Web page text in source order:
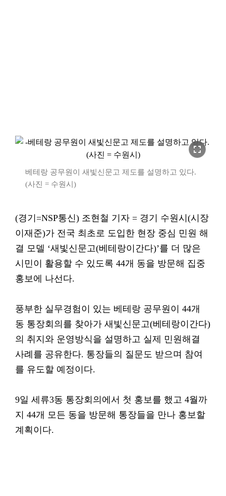
fullscreen
베테랑 공무원이 새빛신문고 제도를 설명하고 있다.
(사진 = 수원시)
(경기=NSP통신) 조현철 기자 = 경기 수원시(시장
이재준)가 전국 최초로 도입한 현장 중심 민원 해
결 모델 ‘새빛신문고(베테랑이간다)’를 더 많은
시민이 활용할 수 있도록 44개 동을 방문해 집중
홍보에 나선다.
풍부한 실무경험이 있는 베테랑 공무원이 44개
동 통장회의를 찾아가 새빛신문고(베테랑이간다)
의 취지와 운영방식을 설명하고 실제 민원해결
사례를 공유한다. 통장들의 질문도 받으며 참여
를 유도할 예정이다.
9일 세류3동 통장회의에서 첫 홍보를 했고 4월까
지 44개 모든 동을 방문해 통장들을 만나 홍보할
계획이다.